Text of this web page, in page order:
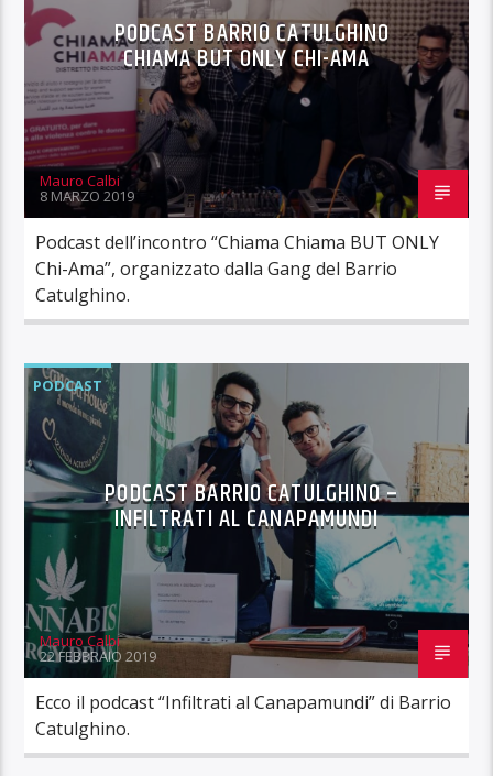
PODCAST BARRIO CATULGHINO
CHIAMA BUT ONLY CHI-AMA
Mauro Calbi
8 MARZO 2019
Podcast dell’incontro “Chiama Chiama BUT ONLY
Chi-Ama”, organizzato dalla Gang del Barrio
Catulghino.
PODCAST
PODCAST BARRIO CATULGHINO –
INFILTRATI AL CANAPAMUNDI
Mauro Calbi
22 FEBBRAIO 2019
Ecco il podcast “Infiltrati al Canapamundi” di Barrio
Catulghino.